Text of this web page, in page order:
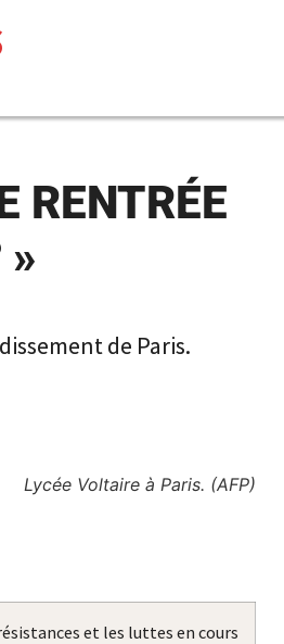
RENTRÉE
»
de Paris.
Lycée Voltaire à Paris. (AFP)
et les luttes en cours